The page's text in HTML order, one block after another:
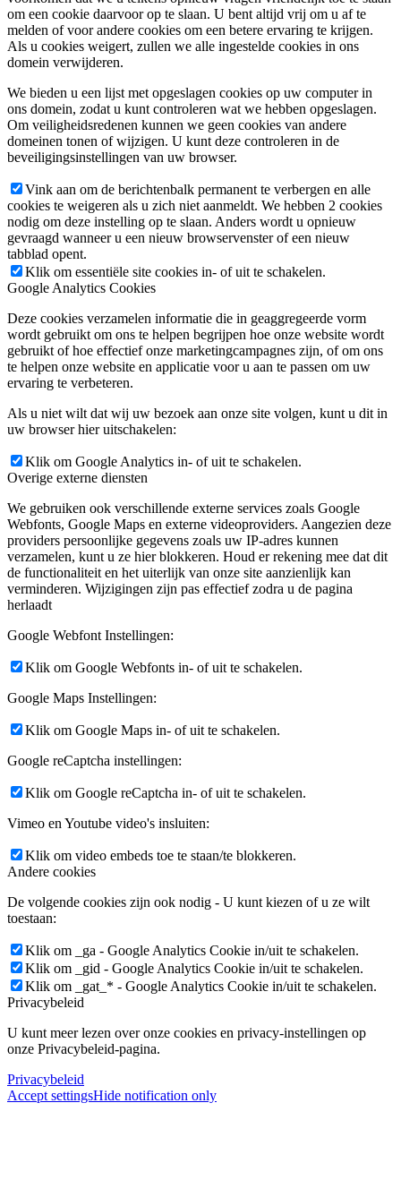
om een cookie daarvoor op te slaan. U bent altijd vrij om u af te
melden of voor andere cookies om een betere ervaring te krijgen.
Als u cookies weigert, zullen we alle ingestelde cookies in ons
domein verwijderen.
We bieden u een lijst met opgeslagen cookies op uw computer in
ons domein, zodat u kunt controleren wat we hebben opgeslagen.
Om veiligheidsredenen kunnen we geen cookies van andere
domeinen tonen of wijzigen. U kunt deze controleren in de
beveiligingsinstellingen van uw browser.
Vink aan om de berichtenbalk permanent te verbergen en alle
cookies te weigeren als u zich niet aanmeldt. We hebben 2 cookies
nodig om deze instelling op te slaan. Anders wordt u opnieuw
gevraagd wanneer u een nieuw browservenster of een nieuw
tabblad opent.
Klik om essentiële site cookies in- of uit te schakelen.
Google Analytics Cookies
Deze cookies verzamelen informatie die in geaggregeerde vorm
wordt gebruikt om ons te helpen begrijpen hoe onze website wordt
gebruikt of hoe effectief onze marketingcampagnes zijn, of om ons
te helpen onze website en applicatie voor u aan te passen om uw
ervaring te verbeteren.
Als u niet wilt dat wij uw bezoek aan onze site volgen, kunt u dit in
uw browser hier uitschakelen:
Klik om Google Analytics in- of uit te schakelen.
Overige externe diensten
We gebruiken ook verschillende externe services zoals Google
Webfonts, Google Maps en externe videoproviders. Aangezien deze
providers persoonlijke gegevens zoals uw IP-adres kunnen
verzamelen, kunt u ze hier blokkeren. Houd er rekening mee dat dit
de functionaliteit en het uiterlijk van onze site aanzienlijk kan
verminderen. Wijzigingen zijn pas effectief zodra u de pagina
herlaadt
Google Webfont Instellingen:
Klik om Google Webfonts in- of uit te schakelen.
Google Maps Instellingen:
Klik om Google Maps in- of uit te schakelen.
Google reCaptcha instellingen:
Klik om Google reCaptcha in- of uit te schakelen.
Vimeo en Youtube video's insluiten:
Klik om video embeds toe te staan/te blokkeren.
Andere cookies
De volgende cookies zijn ook nodig - U kunt kiezen of u ze wilt
toestaan:
Klik om _ga - Google Analytics Cookie in/uit te schakelen.
Klik om _gid - Google Analytics Cookie in/uit te schakelen.
Klik om _gat_* - Google Analytics Cookie in/uit te schakelen.
Privacybeleid
U kunt meer lezen over onze cookies en privacy-instellingen op
onze Privacybeleid-pagina.
Privacybeleid
Accept settingsHide notification only